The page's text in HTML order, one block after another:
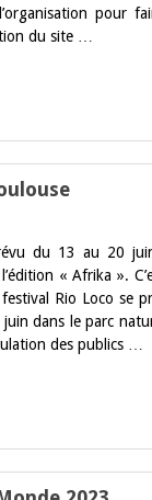
pour
du site …
du 13 au 20
« Afrika ».
Rio Loco se
dans le parc
des publics …